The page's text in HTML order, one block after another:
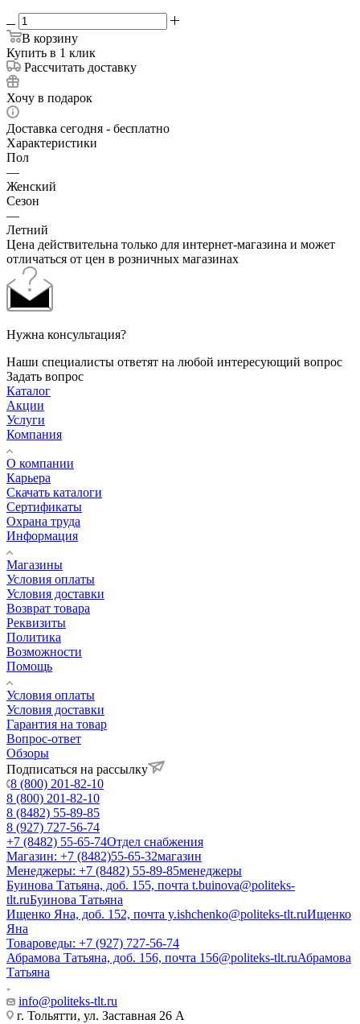
В корзину
Купить в 1 клик
Рассчитать доставку
Хочу в подарок
Доставка сегодня - бесплатно
Характеристики
Пол
—
Женский
Сезон
—
Летний
Цена действительна только для интернет-магазина и может
отличаться от цен в розничных магазинах
Нужна консультация?
Наши специалисты ответят на любой интересующий вопрос
Задать вопрос
Каталог
Акции
Услуги
Компания
О компании
Карьера
Cкачать каталоги
Сертификаты
Охрана труда
Информация
Магазины
Условия оплаты
Условия доставки
Возврат товара
Реквизиты
Политика
Возможности
Помощь
Условия оплаты
Условия доставки
Гарантия на товар
Вопрос-ответ
Обзоры
Подписаться на рассылку
8 (800) 201-82-10
8 (800) 201-82-10
8 (8482) 55-89-85
8 (927) 727-56-74
+7 (8482) 55-65-74Отдел снабжения
Магазин: +7 (8482)55-65-32магазин
Менеджеры: +7 (8482) 55-89-85менеджеры
Буинова Татьяна, доб. 155, почта t.buinova@politeks-
tlt.ruБуинова Татьяна
Ищенко Яна, доб. 152, почта y.ishchenko@politeks-tlt.ruИщенко
Яна
Товароведы: +7 (927) 727-56-74
Абрамова Татьяна, доб. 156, почта 156@politeks-tlt.ruАбрамова
Татьяна
info@politeks-tlt.ru
г. Тольятти, ул. Заставная 26 А